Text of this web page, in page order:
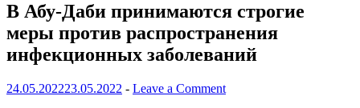
В Абу-Даби принимаются строгие
меры против распространения
инфекционных заболеваний
24.05.202223.05.2022 - Leave a Comment